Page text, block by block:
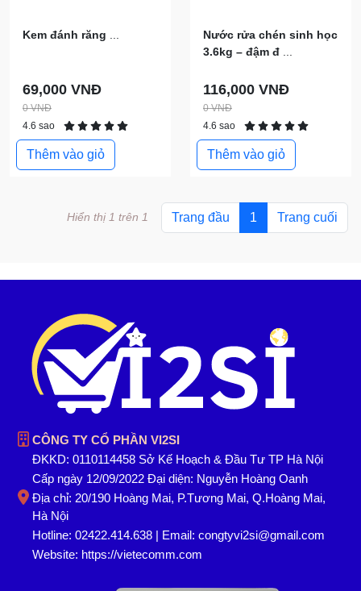
Kem đánh răng
69,000 VNĐ
0 VNĐ
4.6 sao
Thêm vào giỏ
Nước rửa chén sinh học
3.6kg – đậm đ
116,000 VNĐ
0 VNĐ
4.6 sao
Thêm vào giỏ
Trang đầu 1 Trang cuối
Hiển thị 1 trên 1
CÔNG TY CỔ PHẦN VI2SI
ĐKKD: 0110114458 Sở Kế Hoạch & Đầu Tư TP Hà Nội
Cấp ngày 12/09/2022 Đại diện: Nguyễn Hoàng Oanh
Địa chỉ: 20/190 Hoàng Mai, P.Tương Mai, Q.Hoàng Mai,
Hà Nội
Hotline: 02422.414.638 | Email: congtyvi2si@gmail.com
Website: https://vietecomm.com